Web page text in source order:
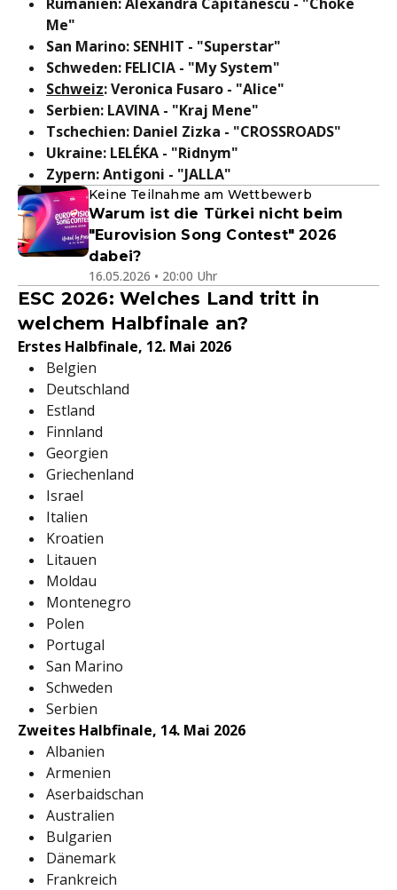
Me"
San Marino: SENHIT - "Superstar"
Schweden: FELICIA - "My System"
Schweiz: Veronica Fusaro - "Alice"
Serbien: LAVINA - "Kraj Mene"
Tschechien: Daniel Zizka - "CROSSROADS"
Ukraine: LELÉKA - "Ridnym"
Zypern: Antigoni - "JALLA"
Keine Teilnahme am Wettbewerb
Warum ist die Türkei nicht beim
"Eurovision Song Contest" 2026
dabei?
16.05.2026 • 20:00 Uhr
ESC 2026: Welches Land tritt in
welchem Halbfinale an?
Erstes Halbfinale, 12. Mai 2026
Belgien
Deutschland
Estland
Finnland
Georgien
Griechenland
Israel
Italien
Kroatien
Litauen
Moldau
Montenegro
Polen
Portugal
San Marino
Schweden
Serbien
Zweites Halbfinale, 14. Mai 2026
Albanien
Armenien
Aserbaidschan
Australien
Bulgarien
Dänemark
Frankreich